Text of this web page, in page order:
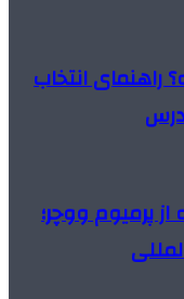
راهنمای انتخاب
پرمیوم ووچر؛